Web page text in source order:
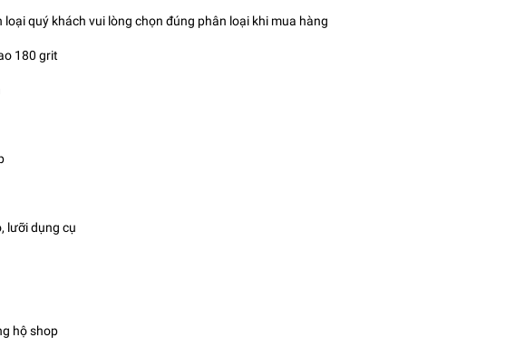
loại quý khách vui lòng chọn đúng phân loại khi mua hàng
180 grit
lưỡi dụng cụ
hộ shop